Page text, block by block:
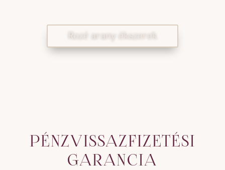
Rozé arany ékszerek
PÉNZVISSAZFIZETÉSI
GARANCIA